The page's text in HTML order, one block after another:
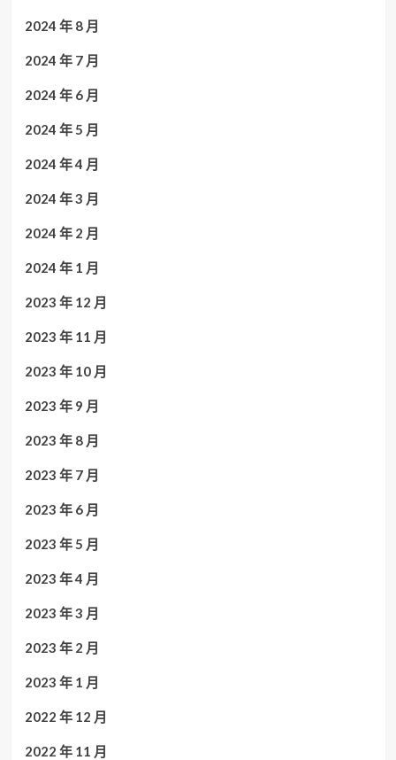
2024 年 8 月
2024 年 7 月
2024 年 6 月
2024 年 5 月
2024 年 4 月
2024 年 3 月
2024 年 2 月
2024 年 1 月
2023 年 12 月
2023 年 11 月
2023 年 10 月
2023 年 9 月
2023 年 8 月
2023 年 7 月
2023 年 6 月
2023 年 5 月
2023 年 4 月
2023 年 3 月
2023 年 2 月
2023 年 1 月
2022 年 12 月
2022 年 11 月